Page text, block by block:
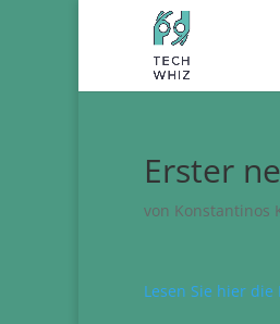
Erster
von Konstantinos
Lesen Sie hier